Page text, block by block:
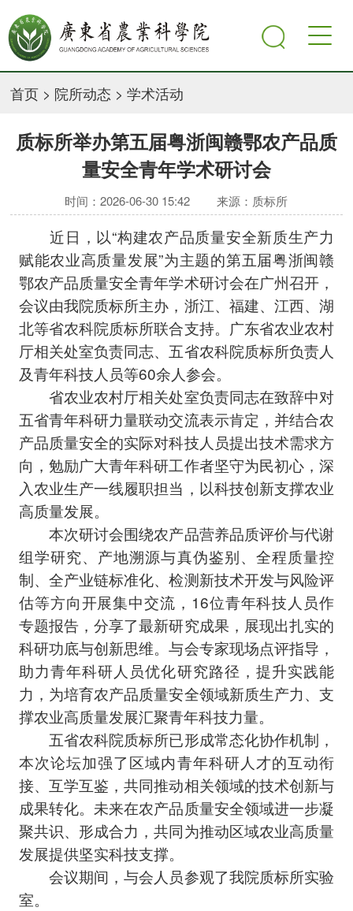
首页 > 院所动态 >学术活动
质标所举办第五届粤浙闽赣鄂农产品质
量安全青年学术研讨会
时间：2026-06-30 15:42 来源：质标所
近日，以“构建农产品质量安全新质生产力
赋能农业高质量发展”为主题的第五届粤浙闽赣
鄂农产品质量安全青年学术研讨会在广州召开，
会议由我院质标所主办，浙江、福建、江西、湖
北等省农科院质标所联合支持。广东省农业农村
厅相关处室负责同志、五省农科院质标所负责人
及青年科技人员等60余人参会。
省农业农村厅相关处室负责同志在致辞中对
五省青年科研力量联动交流表示肯定，并结合农
产品质量安全的实际对科技人员提出技术需求方
向，勉励广大青年科研工作者坚守为民初心，深
入农业生产一线履职担当，以科技创新支撑农业
高质量发展。
本次研讨会围绕农产品营养品质评价与代谢
组学研究、产地溯源与真伪鉴别、全程质量控
制、全产业链标准化、检测新技术开发与风险评
估等方向开展集中交流，16位青年科技人员作
专题报告，分享了最新研究成果，展现出扎实的
科研功底与创新思维。与会专家现场点评指导，
助力青年科研人员优化研究路径，提升实践能
力，为培育农产品质量安全领域新质生产力、支
撑农业高质量发展汇聚青年科技力量。
五省农科院质标所已形成常态化协作机制，
本次论坛加强了区域内青年科研人才的互动衔
接、互学互鉴，共同推动相关领域的技术创新与
成果转化。未来在农产品质量安全领域进一步凝
聚共识、形成合力，共同为推动区域农业高质量
发展提供坚实科技支撑。
会议期间，与会人员参观了我院质标所实验
室。